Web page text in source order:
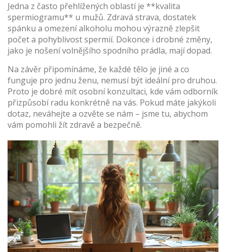
Jedna z často přehlížených oblastí je **kvalita
spermiogramu** u mužů. Zdravá strava, dostatek
spánku a omezení alkoholu mohou výrazně zlepšit
počet a pohyblivost spermií. Dokonce i drobné změny,
jako je nošení volnějšího spodního prádla, mají dopad.
Na závěr připomínáme, že každé tělo je jiné a co
funguje pro jednu ženu, nemusí být ideální pro druhou.
Proto je dobré mít osobní konzultaci, kde vám odborník
přizpůsobí radu konkrétně na vás. Pokud máte jakýkoli
dotaz, neváhejte a ozvěte se nám – jsme tu, abychom
vám pomohli žít zdravě a bezpečně.